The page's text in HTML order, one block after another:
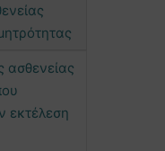
ασθενείας
εκτέλεση